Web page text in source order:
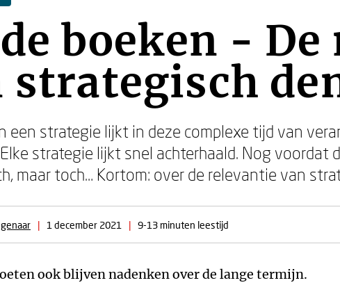
boeken - De
strategisch
een strategie lijkt in deze complexe tijd van
strategie lijkt snel achterhaald. Nog voordat
maar toch… Kortom: over de relevantie van
| 1 december 2021 | 9-13 minuten leestijd
ook blijven nadenken over de lange termijn.